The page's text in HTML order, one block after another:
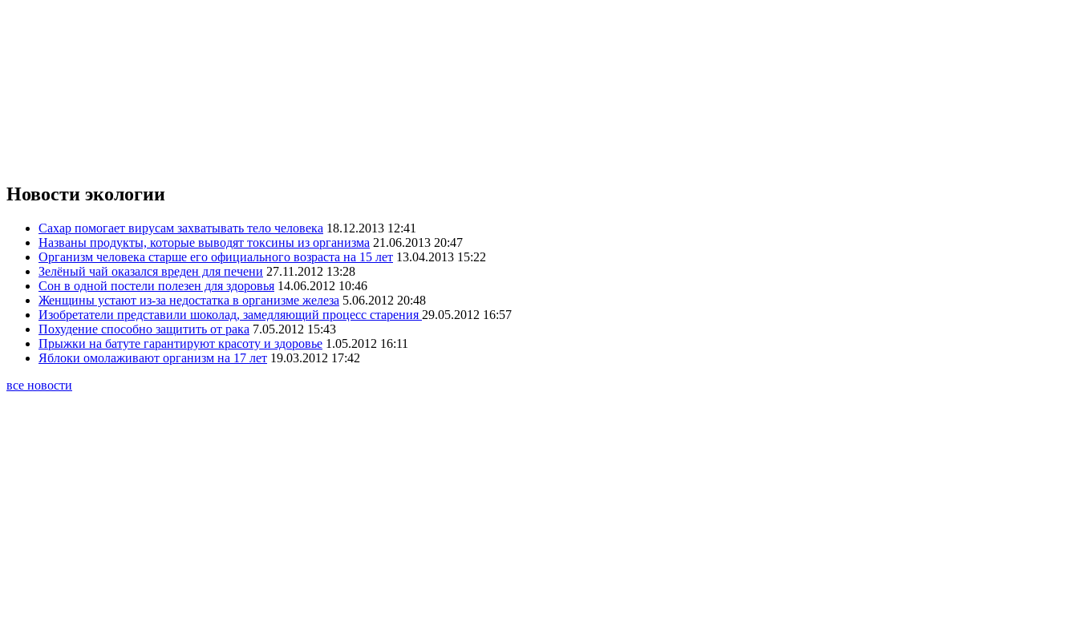
Новости экологии
Сахар помогает вирусам захватывать тело человека 18.12.2013 12:41
Названы продукты, которые выводят токсины из организма 21.06.2013 20:47
Организм человека старше его официального возраста на 15 лет 13.04.2013 15:22
Зелёный чай оказался вреден для печени 27.11.2012 13:28
Сон в одной постели полезен для здоровья 14.06.2012 10:46
Женщины устают из-за недостатка в организме железа 5.06.2012 20:48
Изобретатели представили шоколад, замедляющий процесс старения 29.05.2012 16:57
Похудение способно защитить от рака 7.05.2012 15:43
Прыжки на батуте гарантируют красоту и здоровье 1.05.2012 16:11
Яблоки омолаживают организм на 17 лет 19.03.2012 17:42
все новости